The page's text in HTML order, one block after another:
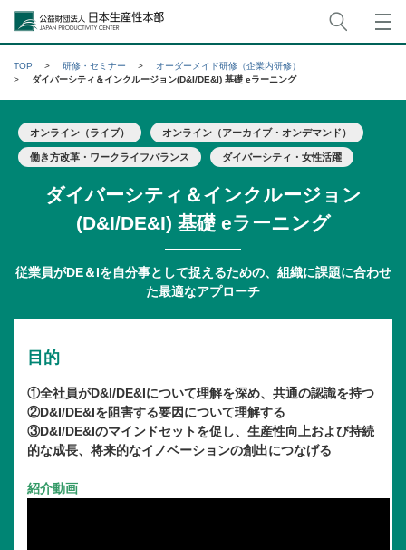
公益財団法人日本生産性本部
TOP 研修・セミナー
オーダーメイド研修（企業内研修）
ダイバーシティ＆インクルージョン(D&I/DE&I) 基礎 eラーニング
オンライン（ライブ） オンライン（アーカイブ・オンデマンド）
働き方改革・ワークライフバランス ダイバーシティ・女性活躍
ダイバーシティ＆インクルージョン
(D&I/DE&I) 基礎 eラーニング
従業員がDE＆Iを自分事として捉えるための、組織に課題に合わせ
た最適なアプローチ
目的
①全社員がD&I/DE&Iについて理解を深め、共通の認識を持つ
②D&I/DE&Iを阻害する要因について理解する
③D&I/DE&Iのマインドセットを促し、生産性向上および持続
的な成長、将来的なイノベーションの創出につなげる
紹介動画